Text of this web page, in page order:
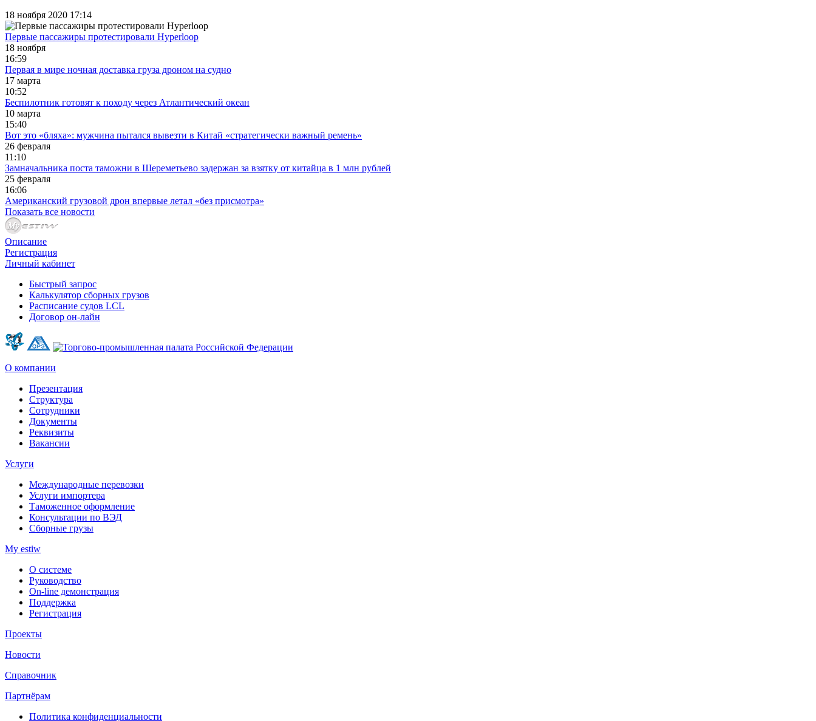
18 ноября 2020 17:14
Первые пассажиры протестировали Hyperloop
18 ноября
16:59
Первая в мире ночная доставка груза дроном на судно
17 марта
10:52
Беспилотник готовят к походу через Атлантический океан
10 марта
15:40
Вот это «бляха»: мужчина пытался вывезти в Китай «стратегически важный ремень»
26 февраля
11:10
Замначальника поста таможни в Шереметьево задержан за взятку от китайца в 1 млн рублей
25 февраля
16:06
Американский грузовой дрон впервые летал «без присмотра»
Показать все новости
Описание
Регистрация
Личный кабинет
Быстрый запрос
Калькулятор сборных грузов
Расписание судов LCL
Договор он-лайн
О компании
Презентация
Структура
Сотрудники
Документы
Реквизиты
Вакансии
Услуги
Международные перевозки
Услуги импортера
Таможенное оформление
Консультации по ВЭД
Сборные грузы
My estiw
О системе
Руководство
On-line демонстрация
Поддержка
Регистрация
Проекты
Новости
Справочник
Партнёрам
Политика конфиденциальности